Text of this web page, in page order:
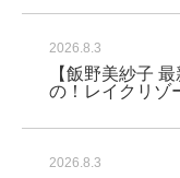
2026.8.3
【飯野美紗子
の！レイクリゾ
2026.8.3